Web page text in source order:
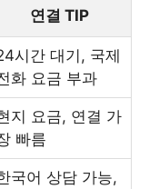
연결 TIP
시간 대기, 국제
화 요금 부과
지 요금, 연결 가
빠름
국어 상담 가능,